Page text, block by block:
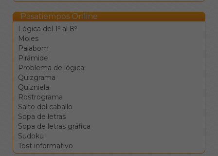
Pasatiempos Online
Lógica del 1º al 8º
Moles
Palabom
Pirámide
Problema de lógica
Quizgrama
Quizniela
Rostrograma
Salto del caballo
Sopa de letras
Sopa de letras gráfica
Sudoku
Test informativo
para saltar a la
siguiente definición.
La barra de espacio
cambia la dirección de
borra el valor de la
casilla (también los
la casilla (también los
cuadros negros) sin
Clique en una